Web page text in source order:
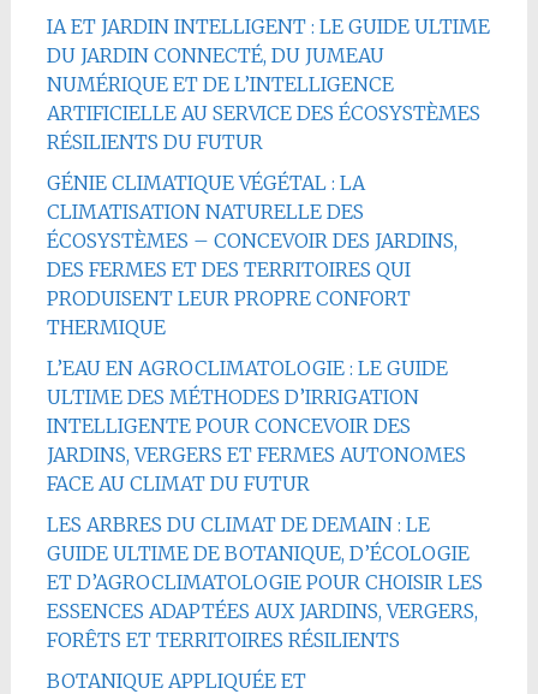
IA ET JARDIN INTELLIGENT : LE GUIDE ULTIME
DU JARDIN CONNECTÉ, DU JUMEAU
NUMÉRIQUE ET DE L’INTELLIGENCE
ARTIFICIELLE AU SERVICE DES ÉCOSYSTÈMES
RÉSILIENTS DU FUTUR
GÉNIE CLIMATIQUE VÉGÉTAL : LA
CLIMATISATION NATURELLE DES
ÉCOSYSTÈMES – CONCEVOIR DES JARDINS,
DES FERMES ET DES TERRITOIRES QUI
PRODUISENT LEUR PROPRE CONFORT
THERMIQUE
L’EAU EN AGROCLIMATOLOGIE : LE GUIDE
ULTIME DES MÉTHODES D’IRRIGATION
INTELLIGENTE POUR CONCEVOIR DES
JARDINS, VERGERS ET FERMES AUTONOMES
FACE AU CLIMAT DU FUTUR
LES ARBRES DU CLIMAT DE DEMAIN : LE
GUIDE ULTIME DE BOTANIQUE, D’ÉCOLOGIE
ET D’AGROCLIMATOLOGIE POUR CHOISIR LES
ESSENCES ADAPTÉES AUX JARDINS, VERGERS,
FORÊTS ET TERRITOIRES RÉSILIENTS
BOTANIQUE APPLIQUÉE ET